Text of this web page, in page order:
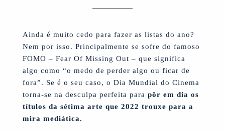
Ainda é muito cedo para fazer as listas do ano?
Nem por isso. Principalmente se sofre do famoso
FOMO – Fear Of Missing Out – que significa
algo como “o medo de perder algo ou ficar de
fora”. Se é o seu caso, o Dia Mundial do Cinema
torna-se na desculpa perfeita para pôr em dia os
títulos da sétima arte que 2022 trouxe para a
mira mediática.